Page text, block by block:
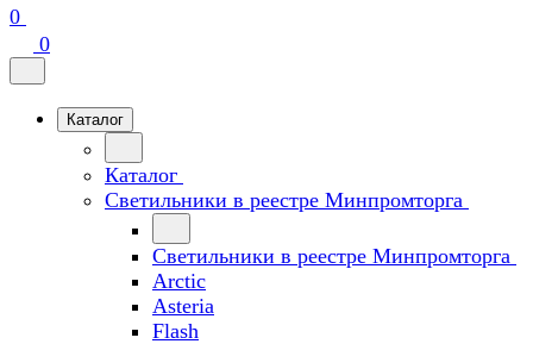
0
0
Каталог
Каталог
Светильники в реестре Минпромторга
Светильники в реестре Минпромторга
Arctic
Asteria
Flash